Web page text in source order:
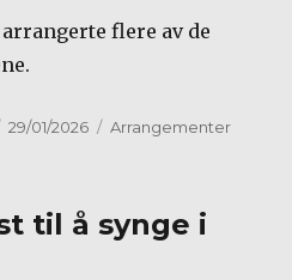
flere av de
Publisert
29/01/2026 Kategorier
Arrangementer
til å synge i